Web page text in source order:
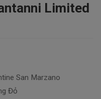
Limited
San Marzano
Đỏ